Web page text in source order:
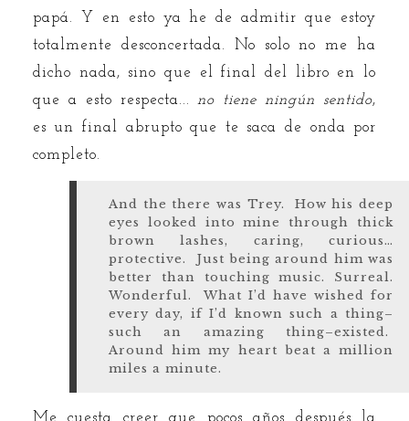
papá. Y en esto ya he de admitir que estoy
totalmente desconcertada. No solo no me ha
dicho nada, sino que el final del libro en lo
que a esto respecta...no tiene ningún sentido,
es un final abrupto que te saca de onda por
completo.
And the there was Trey. How his deep
eyes looked into mine through thick
brown lashes, caring, curious…
protective. Just being around him was
better than touching music. Surreal.
Wonderful. What I’d have wished for
every day, if I’d known such a thing–
such an amazing thing–existed.
Around him my heart beat a million
miles a minute.
Me cuesta creer que pocos años después la